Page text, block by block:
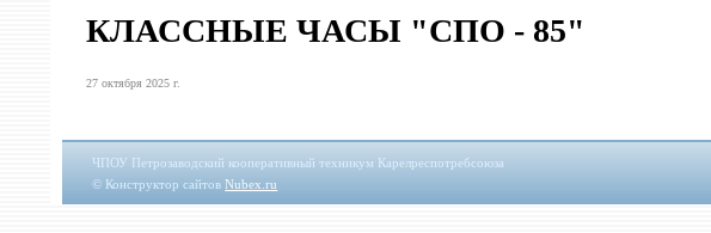
КЛАССНЫЕ ЧАСЫ "СПО - 85"
27 октября 2025 г.
ЧПОУ Петрозаводский кооперативный техникум Карелреспотребсоюза
© Конструктор сайтовNubex.ru